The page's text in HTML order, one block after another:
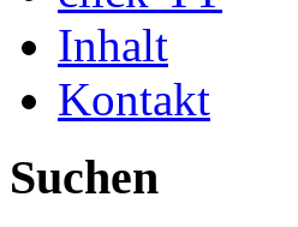
Inhalt
Kontakt
Suchen